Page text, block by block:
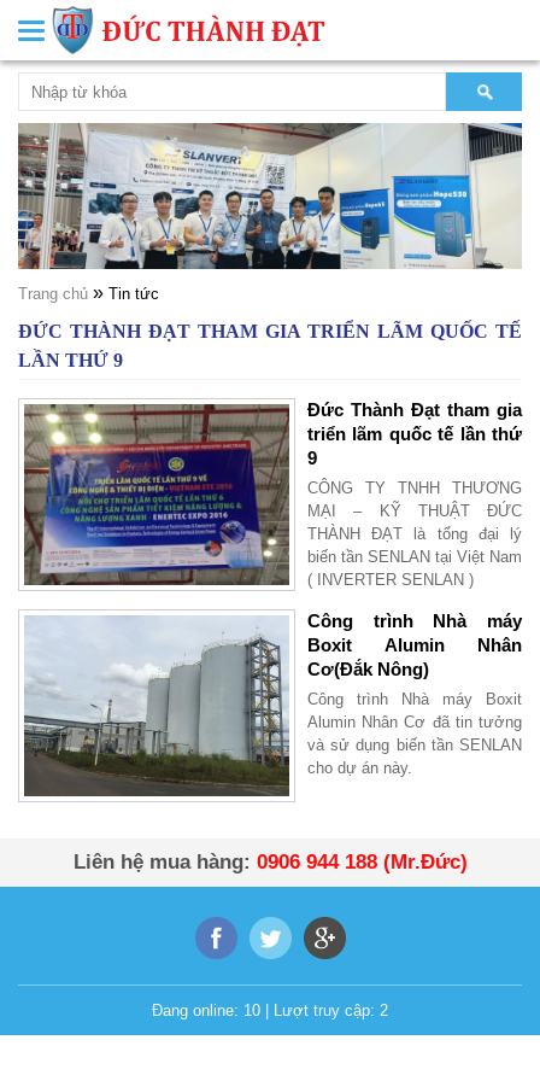
Trang chủ » Tin tức
ĐỨC THÀNH ĐẠT THAM GIA TRIỂN LÃM QUỐC TẾ
LẦN THỨ 9
Đức Thành Đạt tham gia
triển lãm quốc tế lần thứ
9
CÔNG TY TNHH THƯƠNG
MẠI – KỸ THUẬT ĐỨC
THÀNH ĐẠT là tổng đại lý
biến tần SENLAN tại Việt Nam
( INVERTER SENLAN )
Công trình Nhà máy
Boxit Alumin Nhân
Cơ(Đắk Nông)
Công trình Nhà máy Boxit
Alumin Nhân Cơ đã tin tưởng
và sử dụng biến tần SENLAN
cho dự án này.
Liên hệ mua hàng: 0906 944 188 (Mr.Đức)
Đang online: 10 | Lượt truy cập: 2
Toggle
navigation